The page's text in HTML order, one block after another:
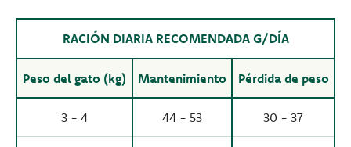
RACIÓN DIARIA RECOMENDADA G/DÍA
Peso del gato (kg) Mantenimiento Pérdida de peso
3 - 4 44 - 53 30 - 37